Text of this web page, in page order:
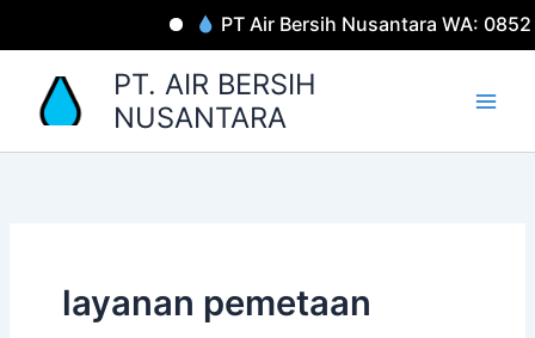
PT Air Bersih Nusantara WA:
PT. AIR BERSIH
NUSANTARA
layanan pemetaan